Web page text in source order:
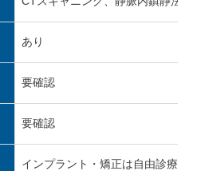
あり
要確認
要確認
インプラント・矯正は自由診療の